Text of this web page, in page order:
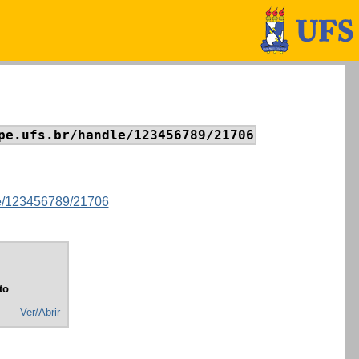
handle/123456789/21706
123456789/21706
Ver/Abrir